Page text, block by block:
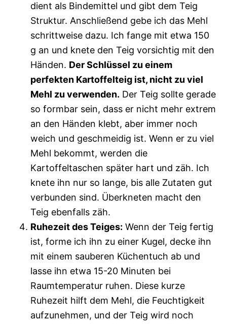
dient als Bindemittel und gibt dem Teig
Struktur. Anschließend gebe ich das Mehl
schrittweise dazu. Ich fange mit etwa 150
g an und knete den Teig vorsichtig mit den
Händen. Der Schlüssel zu einem
perfekten Kartoffelteig ist, nicht zu viel
Mehl zu verwenden. Der Teig sollte gerade
so formbar sein, dass er nicht mehr extrem
an den Händen klebt, aber immer noch
weich und geschmeidig ist. Wenn er zu viel
Mehl bekommt, werden die
Kartoffeltaschen später hart und zäh. Ich
knete ihn nur so lange, bis alle Zutaten gut
verbunden sind. Überkneten macht den
Teig ebenfalls zäh.
Ruhezeit des Teiges: Wenn der Teig fertig
ist, forme ich ihn zu einer Kugel, decke ihn
mit einem sauberen Küchentuch ab und
lasse ihn etwa 15-20 Minuten bei
Raumtemperatur ruhen. Diese kurze
Ruhezeit hilft dem Mehl, die Feuchtigkeit
aufzunehmen, und der Teig wird noch